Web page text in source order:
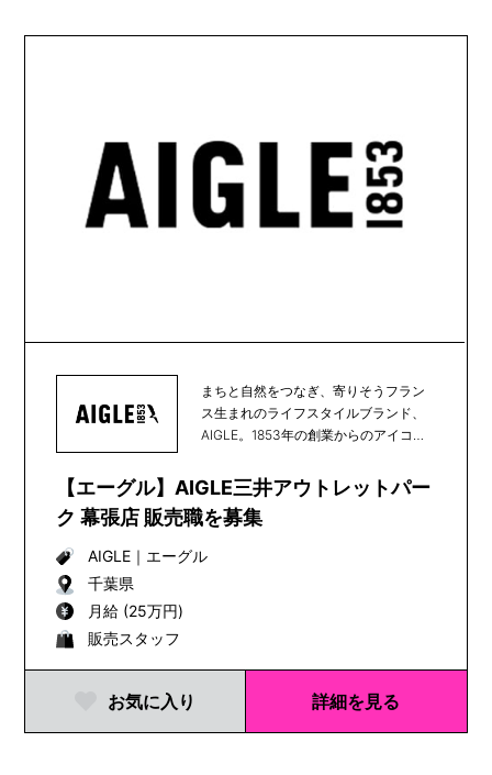
まちと自然をつなぎ、寄りそうフラン
ス生まれのライフスタイルブランド、
AIGLE。1853年の創業からのアイコン
【エーグル】AIGLE三井アウトレットパー
ク 幕張店 販売職を募集
AIGLE｜ エーグル
千葉県
月給 (25万円)
販売スタッフ
お気に入り 詳細を見る